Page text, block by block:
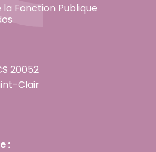
Fonction Publique
20052
Clair
: